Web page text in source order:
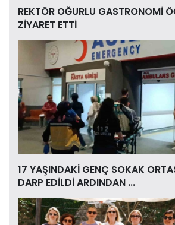
REKTÖR OĞURLU GASTRONOMİ
ZİYARET ETTİ
17 YAŞINDAKİ GENÇ SOKAK
DARP EDİLDİ ARDINDAN ...